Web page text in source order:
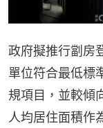
政府擬推行劏房
單位符合最低標
規項目，並較傾
人均居住面積作